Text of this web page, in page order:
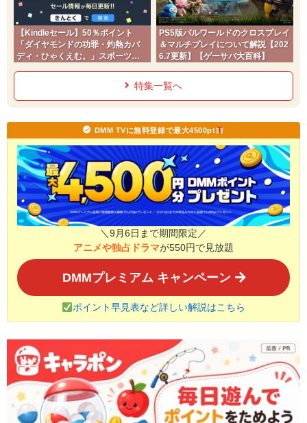
【Kindleセール】50％ポイント
「ダイヤモンドの功罪・灼熱カバ
ディ・ひゃくえむ。」スポーツコ
PS5版パルワールドのクロスプレイ
＆マルチプレイについて解説【202
6.7更新】【ゲーサバ大百科】
特集一覧へ
DMM TVに無料登録で最大4500pt
＼9月6日まで期間限定／
アニメや独占ドラマが550円で見放題
DMMプレミアム キャンペーン
ポイント早見表など詳しい解説はこちら